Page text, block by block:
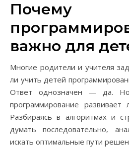
Почему
важно для
Многие родители и учителя
ли учить детей
Ответ однозначен — да. Но
программирование развивает
Разбираясь в алгоритмах и
думать последовательно,
искать оптимальные пути